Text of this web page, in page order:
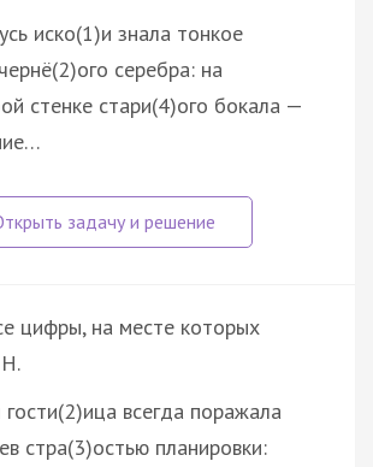
иско(1)и знала тонкое
серебра: на
стенке стари(4)ого бокала —
цифры, на месте которых
всегда поражала
стра(3)остью планировки: